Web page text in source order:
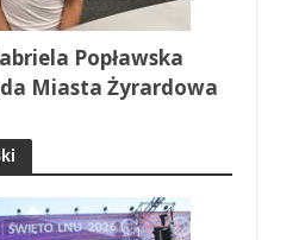
Popławska
Miasta Żyrardowa